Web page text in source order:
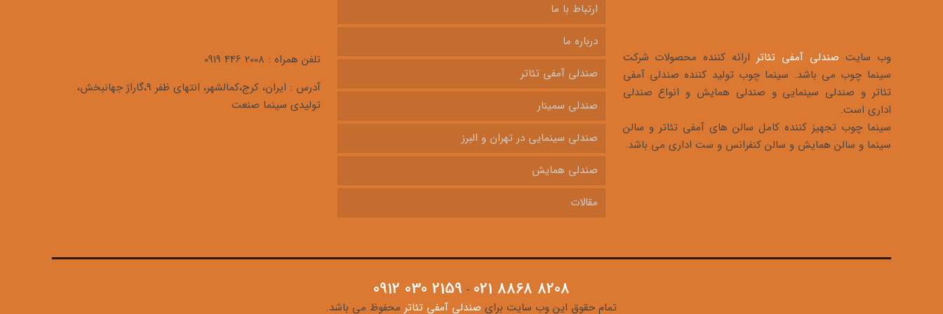
وب سایت صندلی آمفی تئاترارائه کننده محصولات شرکت
سینما چوب می باشد. سینما چوب تولید کننده صندلی آمفی
تئاتر و صندلی سینمایی و صندلی همایش و انواع صندلی
اداری است.
سینما چوب تجهیز کننده کامل سالن های آمفی تئاتر و سالن
سینما و سالن همایش و سالن کنفرانس و ست اداری می باشد.
ارتباط با ما
درباره ما
صندلی آمفی تئاتر
صندلی سمینار
صندلی سینمایی در تهران و البرز
صندلی همایش
مقالات
تلفن همراه : 0919 446 2008
آدرس : ایران، کرج،کمالشهر، انتهای ظفر 9،گاراژ جهانبخش،
تولیدی سینما صنعت
021 8868 8208
-
0912 030 2159
تمام حقوق این وب سایت برای صندلی آمفی تئاترمحفوظ می باشد.